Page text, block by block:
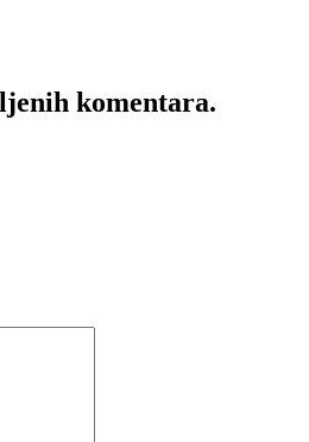
komentara.